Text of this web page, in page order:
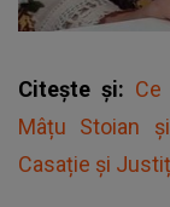
Citește și:
Mâțu Stoian
Casație și